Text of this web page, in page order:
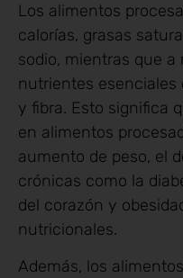
Los alimentos
calorías, grasas
sodio, mientras que
nutrientes
y fibra. Esto significa
en alimentos
aumento de peso, el
crónicas como la
del corazón y
nutricionales.
Además, los